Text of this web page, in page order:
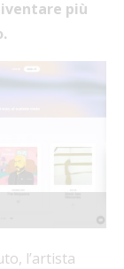
più
l’artista